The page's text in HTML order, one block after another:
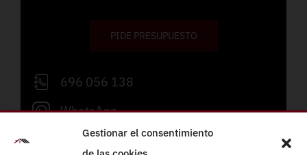
Gestionar el consentimiento
PIDE PRESUPUESTO
696 056 138
WhatsApp
info@refornova.com